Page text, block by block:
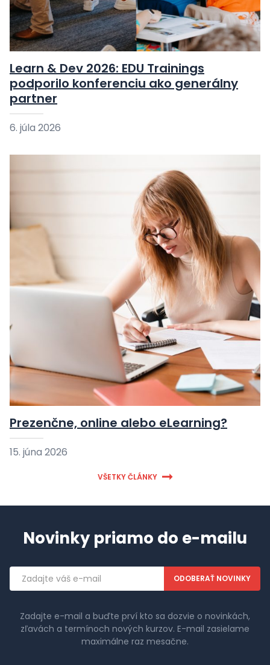
Learn & Dev 2026: EDU Trainings
podporilo konferenciu ako generálny
partner
6. júla 2026
Prezenčne, online alebo eLearning?
15. júna 2026
VŠETKY ČLÁNKY
Novinky priamo do e-mailu
Emailová
adresa
Zadajte e-mail a buďte prví kto sa dozvie o novinkách,
zľavách a termínoch nových kurzov. E-mail zasielame
maximálne raz mesačne.